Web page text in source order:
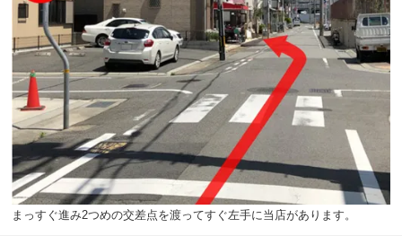
まっすぐ進み2つめの交差点を渡ってすぐ左手に当店があります。